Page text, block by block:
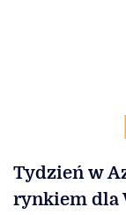
Tydzień w
rynkiem dla